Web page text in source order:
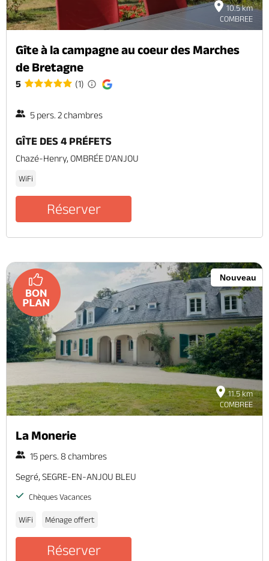
10.5 km
COMBREE
Gîte à la campagne au coeur des Marches
de Bretagne
5 (1)
5 pers. 2 chambres
GÎTE DES 4 PRÉFETS
Chazé-Henry, OMBRÉE D'ANJOU
WiFi
Réserver
11.5 km
COMBREE
Nouveau
La Monerie
15 pers. 8 chambres
Segré, SEGRE-EN-ANJOU BLEU
Chèques Vacances
WiFi Ménage offert
Réserver